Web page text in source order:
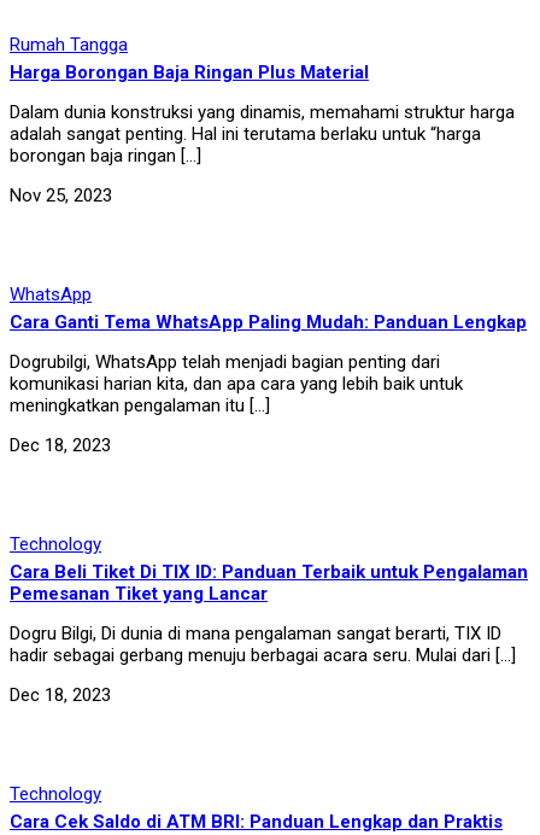
Rumah Tangga
Harga Borongan Baja Ringan Plus Material
Dalam dunia konstruksi yang dinamis, memahami struktur harga
adalah sangat penting. Hal ini terutama berlaku untuk “harga
borongan baja ringan […]
Nov 25, 2023
WhatsApp
Cara Ganti Tema WhatsApp Paling Mudah: Panduan Lengkap
Dogrubilgi, WhatsApp telah menjadi bagian penting dari
komunikasi harian kita, dan apa cara yang lebih baik untuk
meningkatkan pengalaman itu […]
Dec 18, 2023
Technology
Cara Beli Tiket Di TIX ID: Panduan Terbaik untuk Pengalaman
Pemesanan Tiket yang Lancar
Dogru Bilgi, Di dunia di mana pengalaman sangat berarti, TIX ID
hadir sebagai gerbang menuju berbagai acara seru. Mulai dari […]
Dec 18, 2023
Technology
Cara Cek Saldo di ATM BRI: Panduan Lengkap dan Praktis